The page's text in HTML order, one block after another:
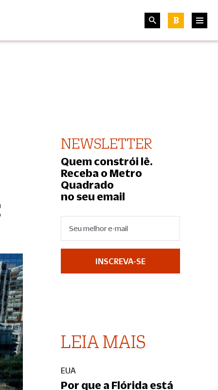
B
NEWSLETTER
Quem constrói lê.
Receba o Metro
Quadrado
no seu email
INSCREVA-SE
LEIA MAIS
EUA
Por que a Flórida está